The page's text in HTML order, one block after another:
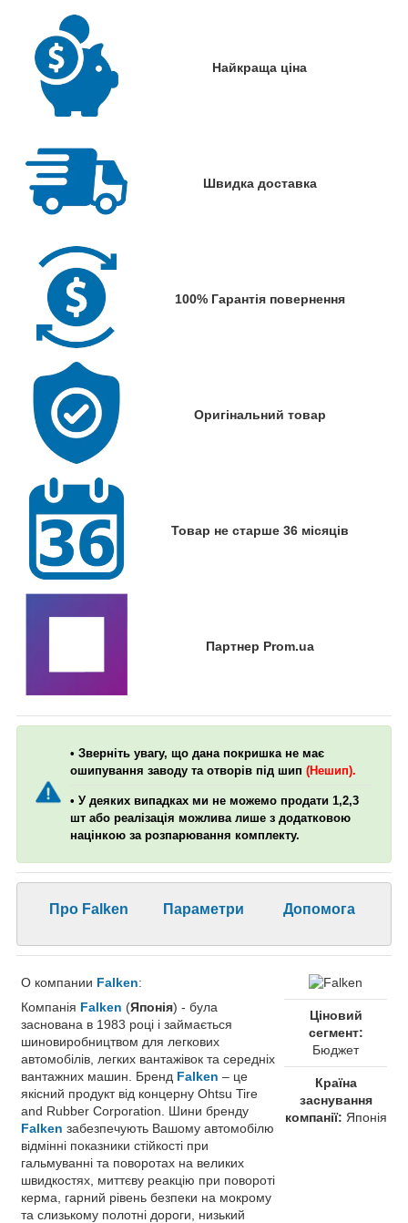
Найкраща ціна
Швидка доставка
100% Гарантія повернення
Оригінальний товар
Товар не старше 36 місяців
Партнер Prom.ua
• Зверніть увагу, що дана покришка не має
ошипування заводу та отворів під шип (Нешип).
• У деяких випадках ми не можемо продати 1,2,3
шт або реалізація можлива лише з додатковою
націнкою за розпарювання комплекту.
Про Falken Параметри Допомога
О компании Falken:
Компанія Falken (Японія) - була
заснована в 1983 році і займається
шиновиробництвом для легкових
автомобілів, легких вантажівок та середніх
вантажних машин. Бренд Falken – це
якісний продукт від концерну Ohtsu Tire
and Rubber Corporation. Шини бренду
Falken забезпечують Вашому автомобілю
відмінні показники стійкості при
гальмуванні та поворотах на великих
швидкостях, миттєву реакцію при повороті
керма, гарний рівень безпеки на мокрому
та слизькому полотні дороги, низький
Ціновий
сегмент:
Бюджет
Країна
заснування
компанії: Японія